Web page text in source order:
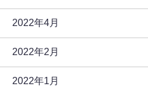
2022年4月
2022年2月
2022年1月